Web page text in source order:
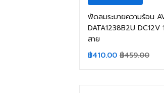
พัดลมระบายความร้อน
DATA1238B2U DC12V
สาย
฿410.00 ฿459.00